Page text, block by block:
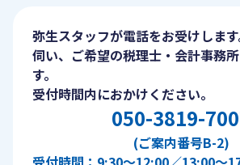
弥生スタッフが電話をお受けしま
伺い、ご希望の税理士・会計事務
す。
受付時間内におかけください。
050-3819-
(ご案内番号B-2)